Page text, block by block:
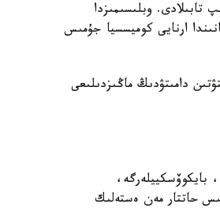
تابىلادى. وبلىسىمىزدا
ارنايى كوميسسيا جۇمىس
دامىتۋدىڭ ماڭىزدىلىعى
بايكوۆسكييلەرگە،
حاتتار مەن ەستەلىك